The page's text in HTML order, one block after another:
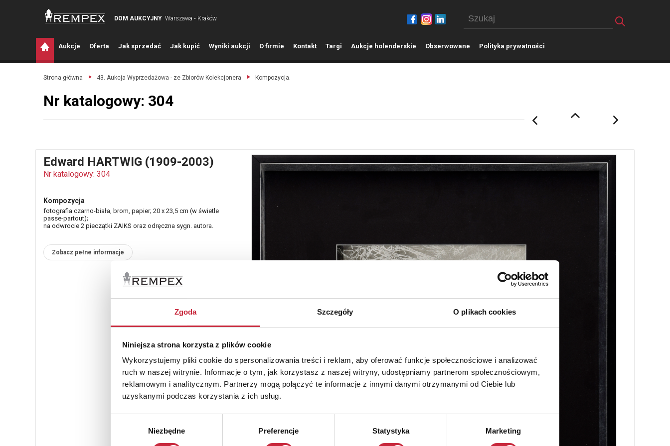
Zgoda Szczegóły O plikach cookies
Niniejsza strona korzysta z plików cookie
Wykorzystujemy pliki cookie do spersonalizowania treści i reklam, aby oferować funkcje społecznościowe i analizować
ruch w naszej witrynie. Informacje o tym, jak korzystasz z naszej witryny, udostępniamy partnerom społecznościowym,
reklamowym i analitycznym. Partnerzy mogą połączyć te informacje z innymi danymi otrzymanymi od Ciebie lub
uzyskanymi podczas korzystania z ich usług.
Niezbędne Preferencje Statystyka Marketing
DOM AUKCYJNY Warszawa • Kraków
Aukcje Oferta Jak sprzedać Jak kupić Wyniki aukcji O firmie Kontakt Targi Aukcje holenderskie Obserwowane Polityka prywatności
Strona główna 43. Aukcja Wyprzedażowa - ze Zbiorów Kolekcjonera Kompozycja.
Nr katalogowy: 304
Edward HARTWIG (1909-2003)
Nr katalogowy: 304
Kompozycja
fotografia czarno-biała, brom, papier; 20 x 23,5 cm (w świetle
passe-partout);
na odwrocie 2 pieczątki ZAIKS oraz odręczna sygn. autora.
Zobacz pełne informacje